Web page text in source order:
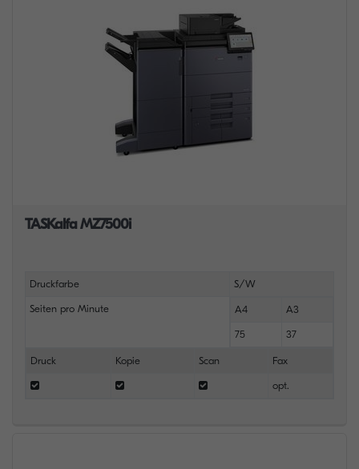
TASKalfa MZ7500i
Druckfarbe S/W
Seiten pro Minute A4 A3
75 37
Druck Kopie Scan Fax
opt.